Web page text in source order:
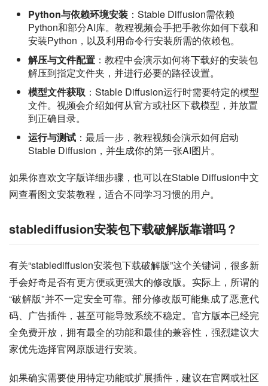
Python与依赖环境安装 ：Stable Diffusion需依赖
Python和部分AI库。教程视频会手把手教你如何下载和
安装Python，以及利用命令行安装所需的依赖包。
解压与文件配置 ：教程中会演示如何将下载好的安装包
解压到指定文件夹，并进行必要的路径设置。
模型文件获取 ：Stable Diffusion运行时需要特定的模型
文件。视频会介绍如何从官方或社区下载模型，并放置
到正确目录。
运行与测试 ：最后一步，教程视频会演示如何启动
Stable Diffusion，并生成你的第一张AI图片。
如果你喜欢文字版详细步骤，也可以在Stable Diffusion中文
网查看图文安装教程，适合不同学习习惯的用户。
stablediffusion安装包下载破解版靠谱吗？
有关“stablediffusion安装包下载破解版”这个关键词，很多新
手会好奇是否有更方便或更强大的修改版。实际上，所谓的
“破解版”并不一定安全可靠。部分修改版可能集成了恶意代
码、广告插件，甚至可能导致系统不稳定。官方版本已经完
全免费开放，拥有最全的功能和最佳的兼容性，强烈建议大
家优先选择官网原版进行安装。
如果确实需要使用特定功能或扩展插件，建议在官网或社区